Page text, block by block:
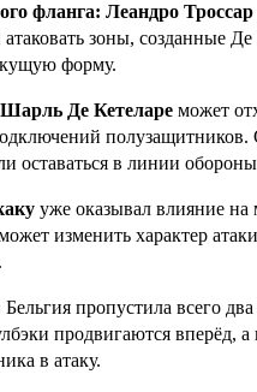
фланга: Леандро Троссар
зоны, созданные
форму.
Шарль Де Кетеларе может
оставаться в линии
уже оказывал влияние на
изменить характер
Бельгия пропустила всего
продвигаются вперёд,
в атаку.